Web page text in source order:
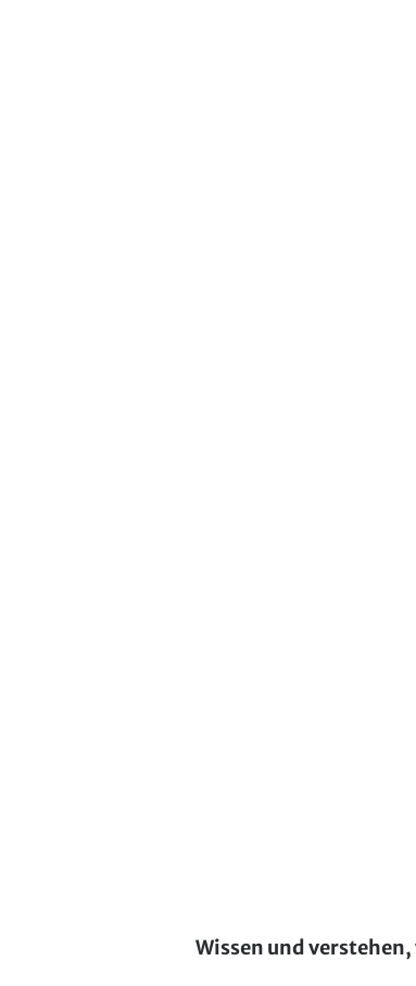
Wissen und